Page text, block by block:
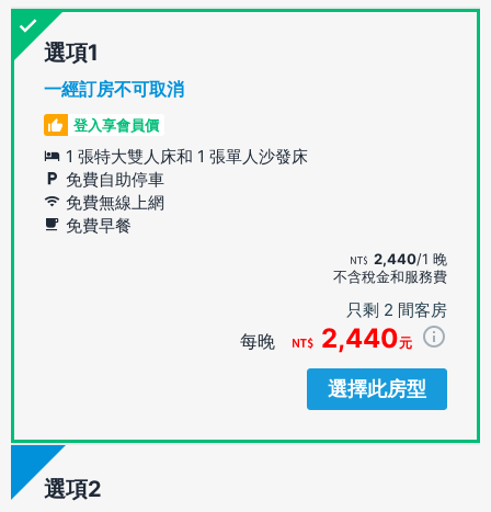
選項
一經訂房不可取消
登入享會員價
1 張特大雙人床和 1 張單人沙發床
免費自助停車
免費無線上網
免費早餐
2,440/1 晚
不含稅金和服務費
只剩 2 間客房
每晚 2,440元
選擇此房型
選項